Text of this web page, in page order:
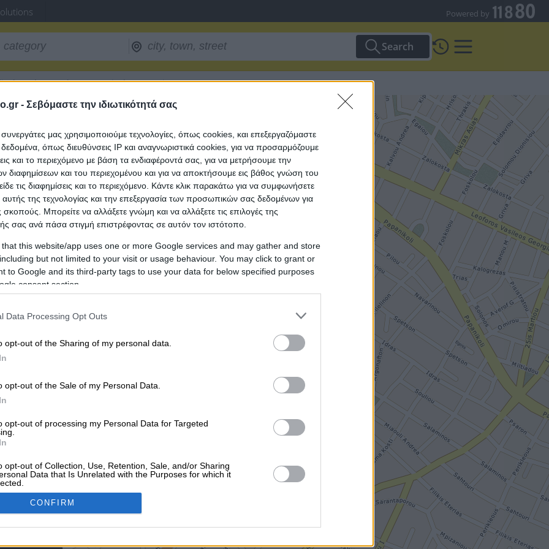
- Σεβόμαστε την ιδιωτικότητά σας
συνεργάτες μας χρησιμοποιούμε τεχνολογίες, όπως cookies, και επεξεργαζόμαστε
όπως διευθύνσεις IP και αναγνωριστικά cookies, για να προσαρμόζουμε
και το περιεχόμενο με βάση τα ενδιαφέροντά σας, για να μετρήσουμε την
διαφημίσεων και του περιεχομένου και για να αποκτήσουμε εις βάθος γνώση του
τις διαφημίσεις και το περιεχόμενο. Κάντε κλικ παρακάτω για να συμφωνήσετε
της τεχνολογίας και την επεξεργασία των προσωπικών σας δεδομένων για
Μπορείτε να αλλάξετε γνώμη και να αλλάξετε τις επιλογές της
σας ανά πάσα στιγμή επιστρέφοντας σε αυτόν τον ιστότοπο.
that this website/app uses one or more Google services and may gather and store
but not limited to your visit or usage behaviour. You may click to grant or
to Google and its third-party tags to use your data for below specified purposes
consent section.
Data Processing Opt Outs
opt-out of the Sharing of my personal data.
opt-out of the Sale of my Personal Data.
opt-out of processing my Personal Data for Targeted
opt-out of Collection, Use, Retention, Sale, and/or Sharing
Data that Is Unrelated with the Purposes for which it
CONFIRM
Powered by
Search
Products /Pharmaceutical Companies /GSK - GLAXOSMITHKLINE AEVE
Dentists
Kavala
Blog